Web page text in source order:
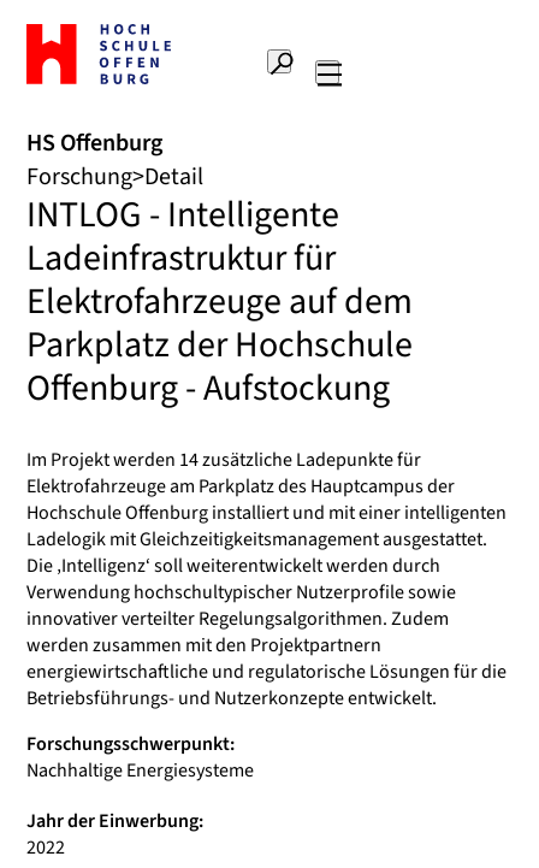
Zur
Startseite
Hochschule
Suche
HS Offenburg
Forschung Detail
INTLOG - Intelligente
Ladeinfrastruktur für
Elektrofahrzeuge auf dem
Parkplatz der Hochschule
Offenburg - Aufstockung
Im Projekt werden 14 zusätzliche Ladepunkte für
Elektrofahrzeuge am Parkplatz des Hauptcampus der
Hochschule Offenburg installiert und mit einer intelligenten
Ladelogik mit Gleichzeitigkeitsmanagement ausgestattet.
Die ‚Intelligenz‘ soll weiterentwickelt werden durch
Verwendung hochschultypischer Nutzerprofile sowie
innovativer verteilter Regelungsalgorithmen. Zudem
werden zusammen mit den Projektpartnern
energiewirtschaftliche und regulatorische Lösungen für die
Betriebsführungs- und Nutzerkonzepte entwickelt.
Forschungsschwerpunkt:
Nachhaltige Energiesysteme
Jahr der Einwerbung:
2022